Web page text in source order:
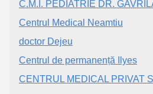
C.M.I. PEDIATRIE DR.
Centrul Medical Neamtiu
doctor Dejeu
Centrul de permanență Ilyes
CENTRUL MEDICAL PRIVAT